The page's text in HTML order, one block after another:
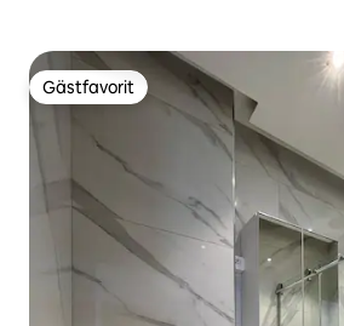
Gästfavorit
Gästfavorit